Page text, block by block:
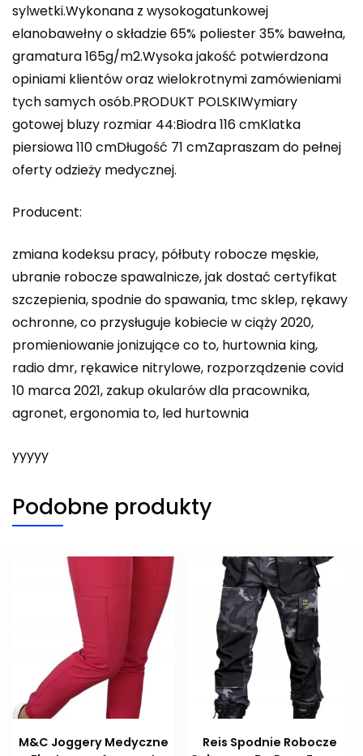
sylwetki.Wykonana z wysokogatunkowej
elanobawełny o składzie 65% poliester 35% bawełna,
gramatura 165g/m2.Wysoka jakość potwierdzona
opiniami klientów oraz wielokrotnymi zamówieniami
tych samych osób.PRODUKT POLSKIWymiary
gotowej bluzy rozmiar 44:Biodra 116 cmKlatka
piersiowa 110 cmDługość 71 cmZapraszam do pełnej
oferty odzieży medycznej.
Producent:
zmiana kodeksu pracy, półbuty robocze męskie,
ubranie robocze spawalnicze, jak dostać certyfikat
szczepienia, spodnie do spawania, tmc sklep, rękawy
ochronne, co przysługuje kobiecie w ciąży 2020,
promieniowanie jonizujące co to, hurtownia king,
radio dmr, rękawice nitrylowe, rozporządzenie covid
10 marca 2021, zakup okularów dla pracownika,
agronet, ergonomia to, led hurtownia
yyyyy
Podobne produkty
M&C Joggery Medyczne
Reis Spodnie Robocze